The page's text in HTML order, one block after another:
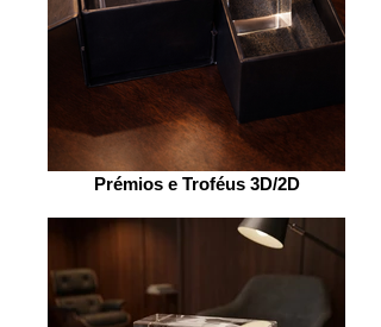
Prémios e Troféus 3D/2D